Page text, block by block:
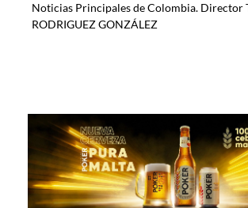
Noticias Principales de Colombia. Director
RODRIGUEZ GONZÁLEZ